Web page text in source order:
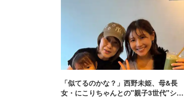
「似てるのかな？」西野未姫、母&長
女・にこりちゃんとの"親子3世代"ショ